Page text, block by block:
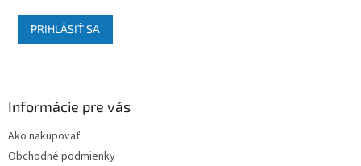
PRIHLÁSIŤ SA
Informácie pre vás
Ako nakupovať
Obchodné podmienky